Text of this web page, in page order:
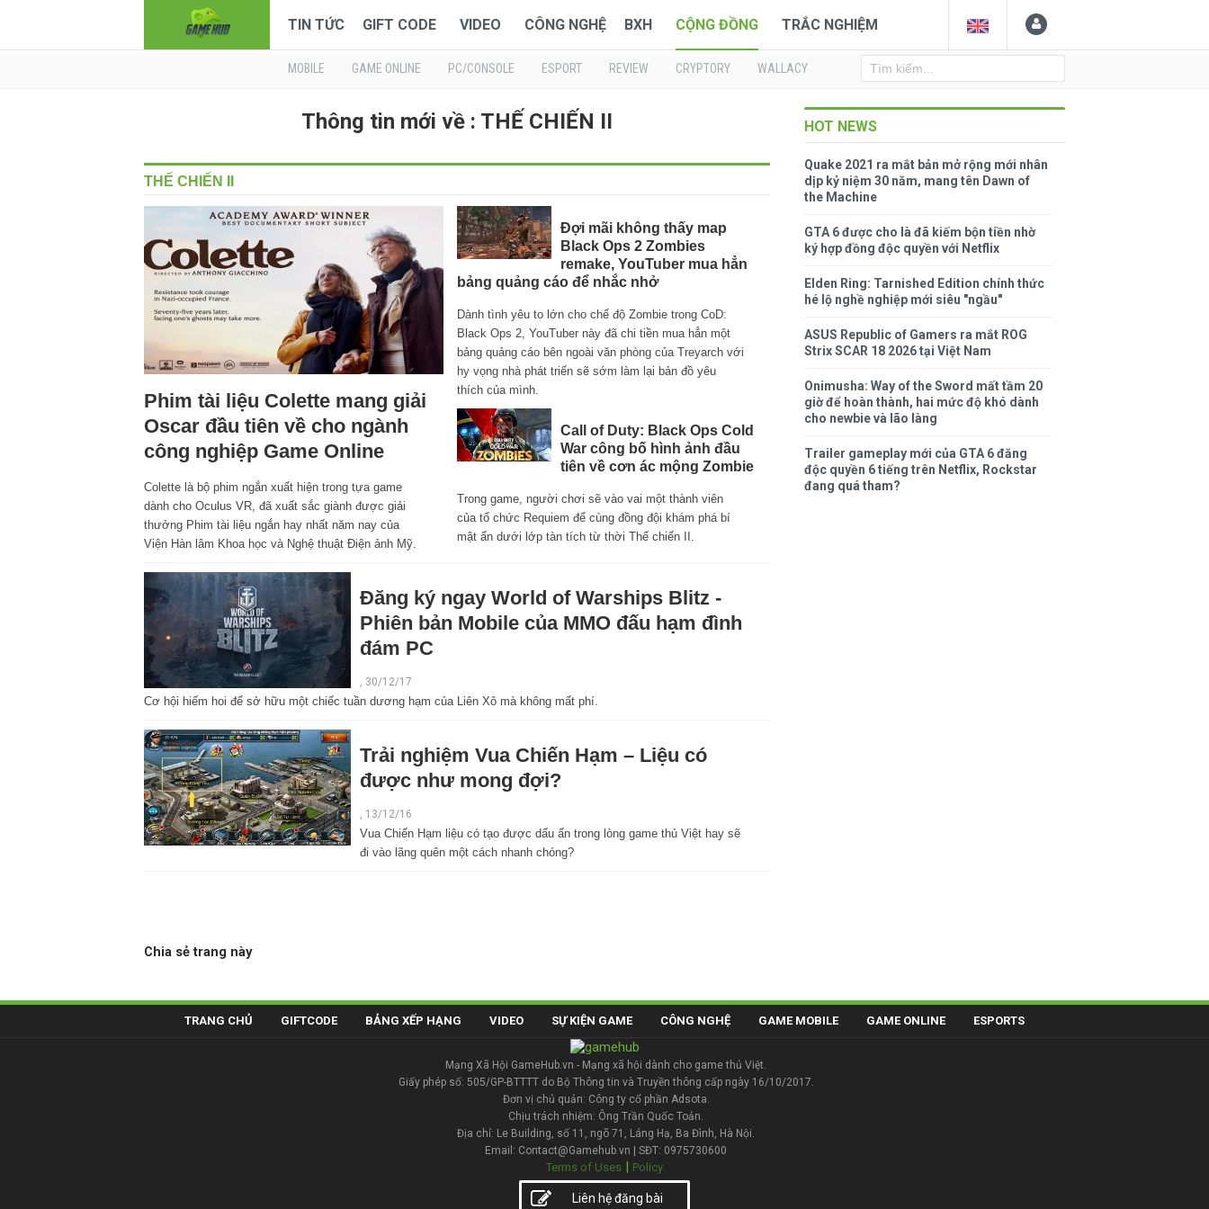
TIN TỨC GIFT CODE VIDEO CÔNG NGHỆ BXH CỘNG ĐỒNG TRẮC NGHIỆM
MOBILE GAME ONLINE PC/CONSOLE ESPORT REVIEW CRYPTORY WALLACY
Thông tin mới về : THẾ CHIẾN II
THẾ CHIẾN II
Phim tài liệu Colette mang giải
Oscar đầu tiên về cho ngành
công nghiệp Game Online
Colette là bộ phim ngắn xuất hiện trong tựa game
dành cho Oculus VR, đã xuất sắc giành được giải
thưởng Phim tài liệu ngắn hay nhất năm nay của
Viện Hàn lâm Khoa học và Nghệ thuật Điện ảnh Mỹ.
Đợi mãi không thấy map
Black Ops 2 Zombies
remake, YouTuber mua hẳn
bảng quảng cáo để nhắc nhở
Dành tình yêu to lớn cho chế độ Zombie trong CoD:
Black Ops 2, YouTuber này đã chi tiền mua hẳn một
bảng quảng cáo bên ngoài văn phòng của Treyarch với
hy vọng nhà phát triển sẽ sớm làm lại bản đồ yêu
thích của mình.
Call of Duty: Black Ops Cold
War công bố hình ảnh đầu
tiên về cơn ác mộng Zombie
Trong game, người chơi sẽ vào vai một thành viên
của tổ chức Requiem để cùng đồng đội khám phá bí
mật ẩn dưới lớp tàn tích từ thời Thế chiến II.
Đăng ký ngay World of Warships Blitz -
Phiên bản Mobile của MMO đấu hạm đình
đám PC
, 30/12/17
Cơ hội hiếm hoi để sở hữu một chiếc tuần dương hạm của Liên Xô mà không mất phí.
Trải nghiệm Vua Chiến Hạm – Liệu có
được như mong đợi?
, 13/12/16
Vua Chiến Hạm liệu có tạo được dấu ấn trong lòng game thủ Việt hay sẽ
đi vào lãng quên một cách nhanh chóng?
Chia sẻ trang này
HOT NEWS
Quake 2021 ra mắt bản mở rộng mới nhân
dịp kỷ niệm 30 năm, mang tên Dawn of
the Machine
GTA 6 được cho là đã kiếm bộn tiền nhờ
ký hợp đồng độc quyền với Netflix
Elden Ring: Tarnished Edition chính thức
hé lộ nghề nghiệp mới siêu "ngầu"
ASUS Republic of Gamers ra mắt ROG
Strix SCAR 18 2026 tại Việt Nam
Onimusha: Way of the Sword mất tầm 20
giờ để hoàn thành, hai mức độ khó dành
cho newbie và lão làng
Trailer gameplay mới của GTA 6 đăng
độc quyền 6 tiếng trên Netflix, Rockstar
đang quá tham?
TRANG CHỦ GIFTCODE BẢNG XẾP HẠNG VIDEO SỰ KIỆN GAME CÔNG NGHỆ GAME MOBILE GAME ONLINE ESPORTS
Mạng Xã Hội GameHub.vn - Mạng xã hội dành cho game thủ Việt.
Giấy phép số: 505/GP-BTTTT do Bộ Thông tin và Truyền thông cấp ngày 16/10/2017.
Đơn vị chủ quản: Công ty cổ phần Adsota.
Chịu trách nhiệm: Ông Trần Quốc Toản.
Địa chỉ: Le Building, số 11, ngõ 71, Láng Hạ, Ba Đình, Hà Nội.
Email: Contact@Gamehub.vn | SĐT: 0975730600
Terms of Uses | Policy
Liên hệ đăng bài